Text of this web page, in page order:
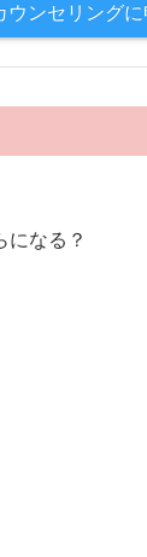
ウンセリング
になる？